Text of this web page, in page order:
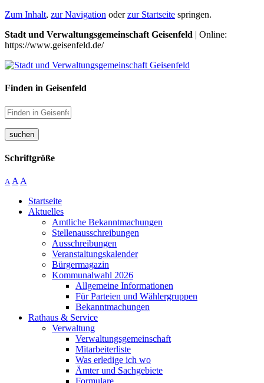
Zum Inhalt, zur Navigation oderzur Startseite springen.
Stadt und Verwaltungsgemeinschaft Geisenfeld | Online:
https://www.geisenfeld.de/
Finden in Geisenfeld
suchen
Schriftgröße
A A A
Startseite
Aktuelles
Amtliche Bekanntmachungen
Stellenausschreibungen
Ausschreibungen
Veranstaltungskalender
Bürgermagazin
Kommunalwahl 2026
Allgemeine Informationen
Für Parteien und Wählergruppen
Bekanntmachungen
Rathaus & Service
Verwaltung
Verwaltungsgemeinschaft
Mitarbeiterliste
Was erledige ich wo
Ämter und Sachgebiete
Formulare